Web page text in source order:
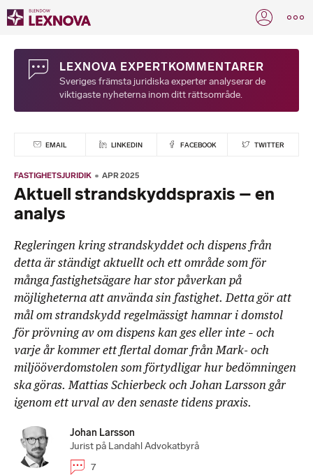
LEXNOVA EXPERTKOMMENTARER
Sveriges främsta juridiska experter analyserar de
viktigaste nyheterna inom ditt rättsområde.
EMAIL LINKEDIN FACEBOOK TWITTER
FASTIGHETSJURIDIK APR 2025
Aktuell strandskyddspraxis – en
analys
Regleringen kring strandskyddet och dispens från
detta är ständigt aktuellt och ett område som för
många fastighetsägare har stor påverkan på
möjligheterna att använda sin fastighet. Detta gör att
mål om strandskydd regelmässigt hamnar i domstol
för prövning av om dispens kan ges eller inte – och
varje år kommer ett flertal domar från Mark- och
miljööverdomstolen som förtydligar hur bedömningen
ska göras. Mattias Schierbeck och Johan Larsson går
igenom ett urval av den senaste tidens praxis.
Johan Larsson
Jurist på Landahl Advokatbyrå
7